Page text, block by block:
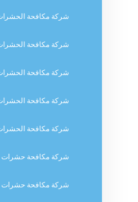
شركة مكافحة
شركة مكافحة
شركة مكافحة
شركة مكافحة
شركة مكافحة
شركة مكافحة حشرات
شركة مكافحة حشرات